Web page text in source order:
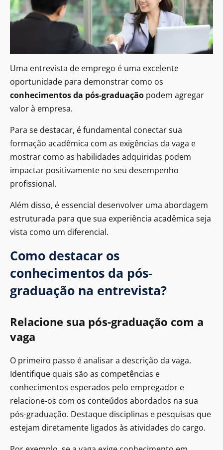
Uma entrevista de emprego é uma excelente
oportunidade para demonstrar como os
conhecimentos da pós-graduação podem agregar
valor à empresa.
Para se destacar, é fundamental conectar sua
formação acadêmica com as exigências da vaga e
mostrar como as habilidades adquiridas podem
impactar positivamente no seu desempenho
profissional.
Além disso, é essencial desenvolver uma abordagem
estruturada para que sua experiência acadêmica seja
vista como um diferencial.
Como destacar os
conhecimentos da pós-
graduação na entrevista?
Relacione sua pós-graduação com a
vaga
O primeiro passo é analisar a descrição da vaga.
Identifique quais são as competências e
conhecimentos esperados pelo empregador e
relacione-os com os conteúdos abordados na sua
pós-graduação. Destaque disciplinas e pesquisas que
estejam diretamente ligados às atividades do cargo.